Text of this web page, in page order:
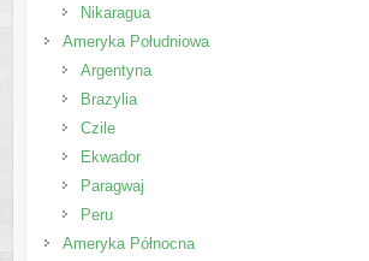
Nikaragua
Ameryka Południowa
Argentyna
Brazylia
Czile
Ekwador
Paragwaj
Peru
Ameryka Północna